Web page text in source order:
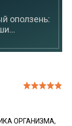
оползень:
ОРГАНИЗМА,